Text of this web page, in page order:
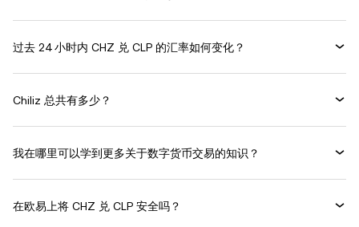
过去 24 小时内 CHZ 兑 CLP 的汇率如何变化？
Chiliz 总共有多少？
我在哪里可以学到更多关于数字货币交易的知识？
在欧易上将 CHZ 兑 CLP 安全吗？